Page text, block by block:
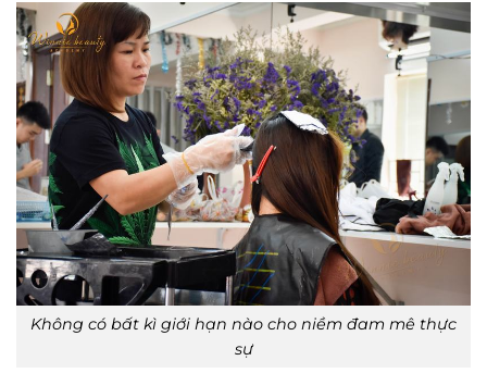
Không có bất kì giới hạn nào cho niềm đam mê thực
sự